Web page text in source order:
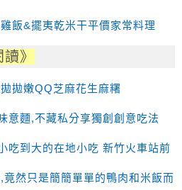
飯&擺夷乾米干平價家常料理
》
拋嫩QQ芝麻花生麻糬
意麵,不藏私分享獨創創意吃法
吃到大的在地小吃 新竹火車站前
然只是簡簡單單的鴨肉和米飯而